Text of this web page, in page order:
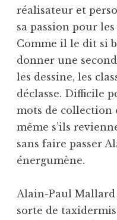
réalisateur et
sa passion pour
Comme il le dit si
donner une
les dessine, les
déclasse. Difficile
mots de collection
même s’ils
sans faire passer
énergumène.
Alain-Paul Mallard
sorte de